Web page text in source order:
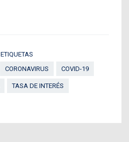
ETIQUETAS
CORONAVIRUS COVID-19
TASA DE INTERÉS